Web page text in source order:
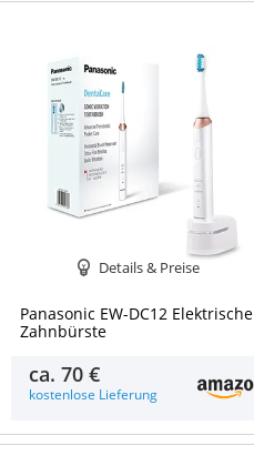
Details & Preise
Panasonic EW-DC12 Elektrische
Zahnbürste
ca. 70 €
kostenlose Lieferung